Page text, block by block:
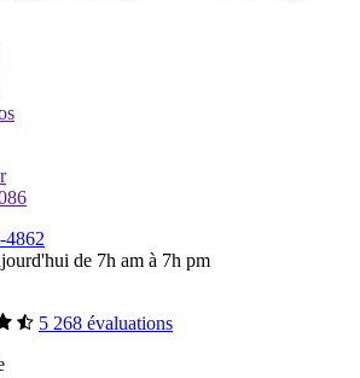
4862
de 7h am à 7h pm
5 268 évaluations